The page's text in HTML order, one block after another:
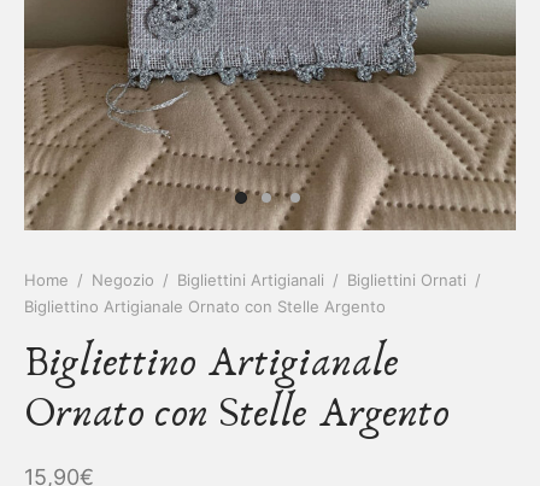
Home / Negozio / Bigliettini Artigianali / Bigliettini Ornati /
Bigliettino Artigianale Ornato con Stelle Argento
Bigliettino Artigianale
Ornato con Stelle Argento
15,90€